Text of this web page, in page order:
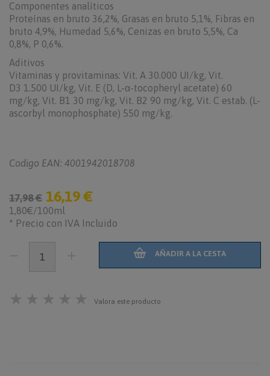
Componentes analíticos
Proteínas en bruto 36,2%, Grasas en bruto 5,1%, Fibras en
bruto 4,9%, Humedad 5,6%, Cenizas en bruto 5,5%, Ca
0,8%, P 0,6%.
Aditivos
Vitaminas y provitaminas: Vit. A 30.000 UI/kg, Vit.
D3 1.500 UI/kg, Vit. E (D, L-α-tocopheryl acetate) 60
mg/kg, Vit. B1 30 mg/kg, Vit. B2 90 mg/kg, Vit. C estab. (L-
ascorbyl monophosphate) 550 mg/kg.
Codigo EAN: 4001942018708
17,98 € 16,19 €
1,80€/100ml
* Precio con IVA Incluido
AÑADIR A LA CESTA
★ ★ ★ ★ ★ Valora este producto